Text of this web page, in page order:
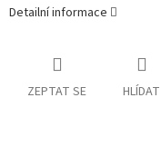
Detailní informace
ZEPTAT SE HLÍDAT